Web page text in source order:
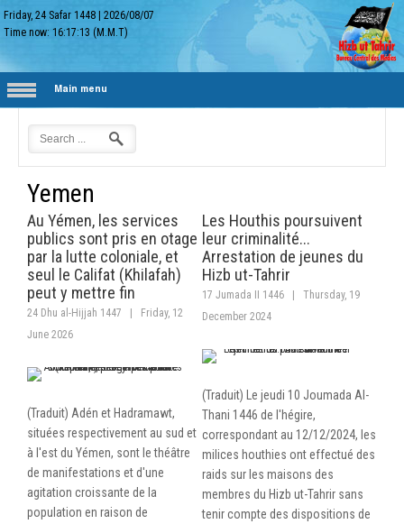
Friday, 24 Safar 1448 |2026/08/07
Time now:16:17:14 (M.M.T)
Main menu
Yemen
Au Yémen, les services
publics sont pris en otage
par la lutte coloniale, et
seul le Califat (Khilafah)
peut y mettre fin
24 Dhu al-Hijjah 1447
Friday, 12
June 2026
(Traduit) Adén et Hadramawt,
situées respectivement au sud et
à l'est du Yémen, sont le théâtre
de manifestations et d'une
agitation croissante de la
population en raison de
Les Houthis poursuivent
leur criminalité...
Arrestation de jeunes du
Hizb ut-Tahrir
17 Jumada II 1446
Thursday, 19
December 2024
(Traduit) Le jeudi 10 Joumada Al-
Thani 1446 de l'hégire,
correspondant au 12/12/2024, les
milices houthies ont effectué des
raids sur les maisons des
membres du Hizb ut-Tahrir sans
tenir compte des dispositions de